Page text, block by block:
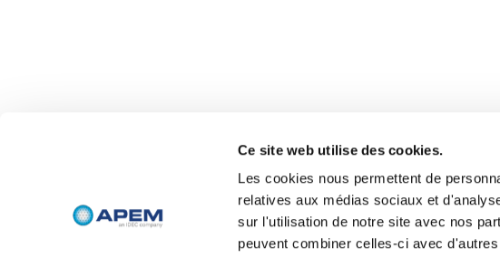
Ce site web utilise des cookies.
Les cookies nous permettent de
relatives aux médias sociaux et
sur l'utilisation de notre site avec nos
peuvent combiner celles-ci avec